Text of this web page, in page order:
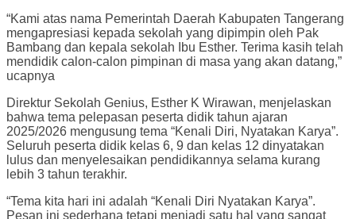
“Kami atas nama Pemerintah Daerah Kabupaten Tangerang
mengapresiasi kepada sekolah yang dipimpin oleh Pak
Bambang dan kepala sekolah Ibu Esther. Terima kasih telah
mendidik calon-calon pimpinan di masa yang akan datang,”
ucapnya
Direktur Sekolah Genius, Esther K Wirawan, menjelaskan
bahwa tema pelepasan peserta didik tahun ajaran
2025/2026 mengusung tema “Kenali Diri, Nyatakan Karya”.
Seluruh peserta didik kelas 6, 9 dan kelas 12 dinyatakan
lulus dan menyelesaikan pendidikannya selama kurang
lebih 3 tahun terakhir.
“Tema kita hari ini adalah “Kenali Diri Nyatakan Karya”.
Pesan ini sederhana tetapi menjadi satu hal yang sangat